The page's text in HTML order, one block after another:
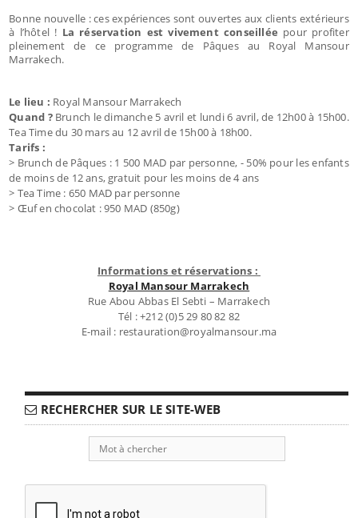
Bonne nouvelle : ces expériences sont ouvertes aux clients extérieurs
à l’hôtel ! La réservation est vivement conseillée pour profiter
pleinement de ce programme de Pâques au Royal Mansour
Marrakech.
Le lieu : Royal Mansour Marrakech
Quand ?Brunch le dimanche 5 avril et lundi 6 avril, de 12h00 à 15h00.
Tea Time du 30 mars au 12 avril de 15h00 à 18h00.
Tarifs :
> Brunch de Pâques : 1 500 MAD par personne, - 50% pour les enfants
de moins de 12 ans, gratuit pour les moins de 4 ans
> Tea Time : 650 MAD par personne
> Œuf en chocolat : 950 MAD (850g)
Informations et réservations :
Royal Mansour Marrakech
Rue Abou Abbas El Sebti – Marrakech
Tél : +212 (0)5 29 80 82 82
E-mail : restauration@royalmansour.ma
RECHERCHER SUR LE SITE-WEB